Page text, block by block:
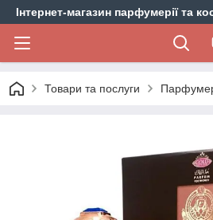
Інтернет-магазин парфумерії та
Товари та послуги